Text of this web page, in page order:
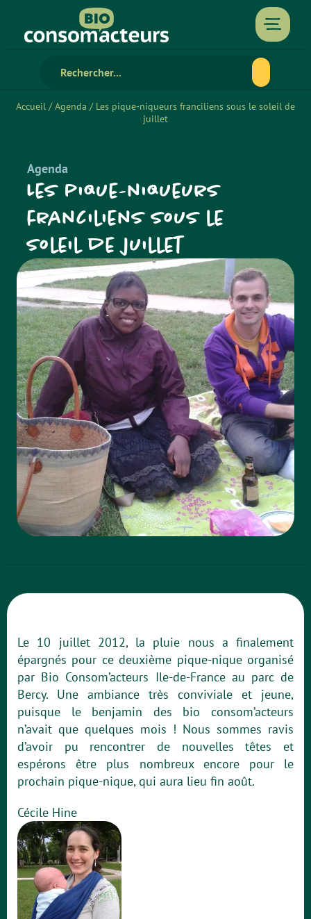
Accueil /Agenda / Les pique-niqueurs franciliens sous le soleil de
juillet
Agenda
Les pique-niqueurs
franciliens sous le
soleil de juillet
Le 10 juillet 2012, la pluie nous a finalement
épargnés pour ce deuxième pique-nique organisé
par Bio Consom’acteurs Ile-de-France au parc de
Bercy. Une ambiance très conviviale et jeune,
puisque le benjamin des bio consom’acteurs
n’avait que quelques mois ! Nous sommes ravis
d’avoir pu rencontrer de nouvelles têtes et
espérons être plus nombreux encore pour le
prochain pique-nique, qui aura lieu fin août.
Cécile Hine